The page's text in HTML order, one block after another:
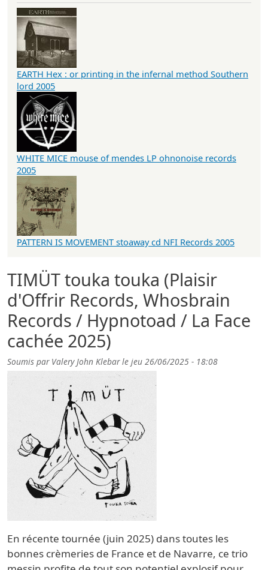
TIMÜT touka touka (Plaisir
d'Offrir Records, Whosbrain
Records / Hypnotoad / La Face
cachée 2025)
Soumis par Valery John Klebarle jeu 26/06/2025 - 18:08
En récente tournée (juin 2025) dans toutes les
bonnes crèmeries de France et de Navarre, ce trio
EARTH Hex : or printing in the infernal method Southern
lord 2005
WHITE MICE mouse of mendes LP ohnonoise records
2005
PATTERN IS MOVEMENT stoaway cd NFI Records 2005